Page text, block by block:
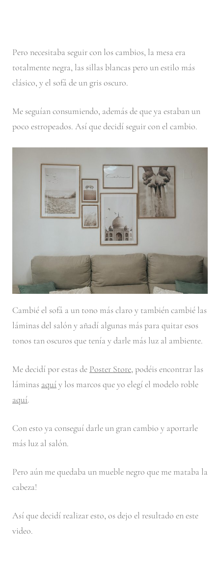
Pero necesitaba seguir con los cambios, la mesa era
totalmente negra, las sillas blancas pero un estilo más
clásico, y el sofá de un gris oscuro.
Me seguían consumiendo, además de que ya estaban un
poco estropeados. Así que decidí seguir con el cambio.
Cambié el sofá a un tono más claro y también cambié las
láminas del salón y añadí algunas más para quitar esos
tonos tan oscuros que tenía y darle más luz al ambiente.
Me decidí por estas de Poster Store, podéis encontrar las
láminas aquí y los marcos que yo elegí el modelo roble
aquí.
Con esto ya conseguí darle un gran cambio y aportarle
más luz al salón.
Pero aún me quedaba un mueble negro que me mataba la
cabeza!
Así que decidí realizar esto, os dejo el resultado en este
video.